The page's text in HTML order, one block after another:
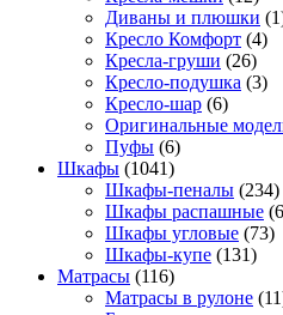
Диваны и плюшки
Кресло Комфорт (4)
Кресла-груши (26)
Кресло-подушка (3)
Кресло-шар (6)
Оригинальные
Пуфы (6)
Шкафы (1041)
Шкафы-пеналы (234)
Шкафы распашные
Шкафы угловые (73)
Шкафы-купе (131)
Матрасы (116)
Матрасы в рулоне